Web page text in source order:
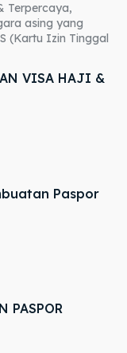
Terpercaya,
asing yang
(Kartu Izin Tinggal
VISA HAJI &
Paspor
PASPOR